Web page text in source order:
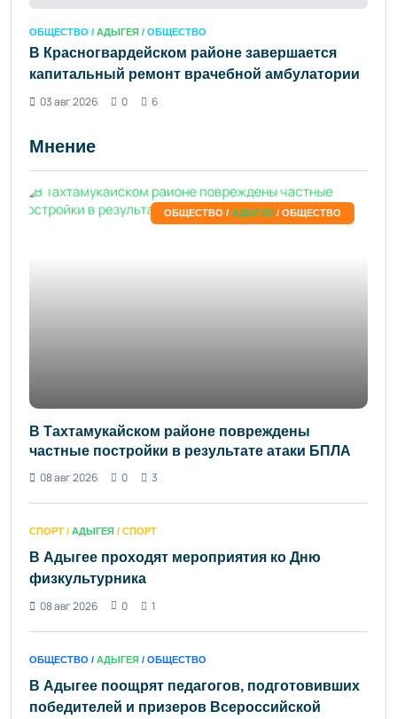
ОБЩЕСТВО / АДЫГЕЯ / ОБЩЕСТВО
В Красногвардейском районе завершается
капитальный ремонт врачебной амбулатории
03 авг 2026
0 6
Мнение
ОБЩЕСТВО / АДЫГЕЯ / ОБЩЕСТВО
В Тахтамукайском районе повреждены
частные постройки в результате атаки БПЛА
08 авг 2026
0 3
СПОРТ / АДЫГЕЯ / СПОРТ
В Адыгее проходят мероприятия ко Дню
физкультурника
08 авг 2026
0 1
ОБЩЕСТВО / АДЫГЕЯ / ОБЩЕСТВО
В Адыгее поощрят педагогов, подготовивших
победителей и призеров Всероссийской